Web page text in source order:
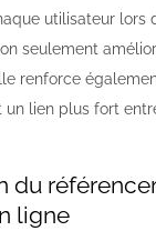
utilisateur lors
seulement
renforce
lien plus fort
du
ligne